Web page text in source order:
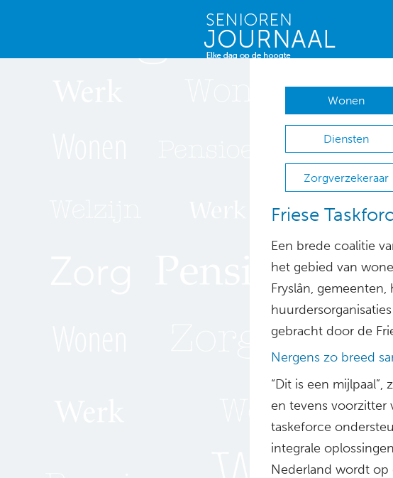
Wonen
Diensten
Zorgverzekeraar
Friese
Een brede coalitie
het gebied van
Fryslân,
gebracht door de
Nergens zo breed
“Dit is een
en tevens voorzitter
taskeforce
integrale
Nederland wordt op